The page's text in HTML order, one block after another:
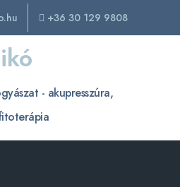
+36 30 129 9808
- akupresszúra,